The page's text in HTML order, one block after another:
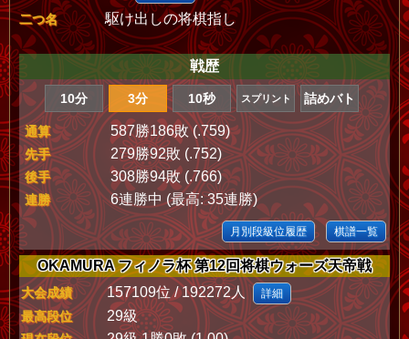
二つ名 駆け出しの将棋指し
戦歴
10分 3分 10秒 スプリント 詰めバト
通算 587勝186敗 (.759)
先手 279勝92敗 (.752)
後手 308勝94敗 (.766)
連勝 6連勝中 (最高: 35連勝)
月別段級位履歴 棋譜一覧
OKAMURA フィノラ杯 第12回将棋ウォーズ天帝戦
大会成績 157109位 / 192272人 詳細
最高段位 29級